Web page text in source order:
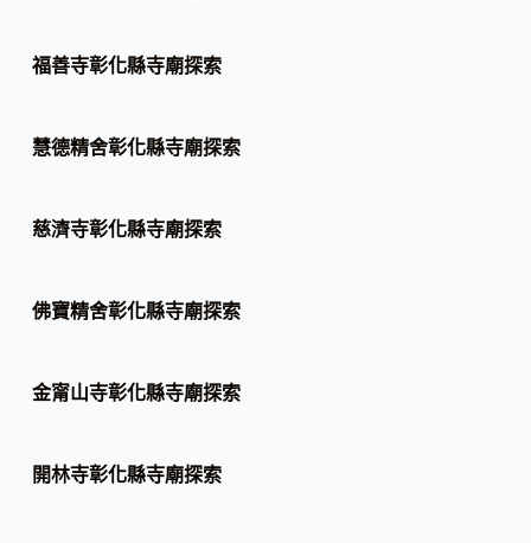
福善寺彰化縣寺廟探索
慧德精舍彰化縣寺廟探索
慈濟寺彰化縣寺廟探索
佛寶精舍彰化縣寺廟探索
金甯山寺彰化縣寺廟探索
開林寺彰化縣寺廟探索